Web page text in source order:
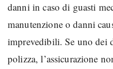
danni in caso di guasti
manutenzione o danni
imprevedibili. Se uno dei
polizza, l’assicurazione